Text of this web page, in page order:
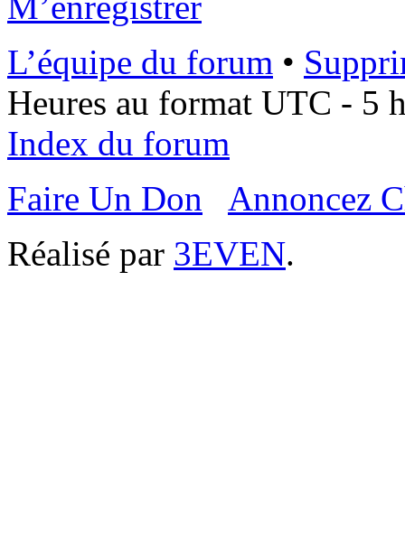
L’équipe du forum •
Heures au format UTC - 5
Index du forum
Faire Un Don
Annoncez
Réalisé par 3EVEN.